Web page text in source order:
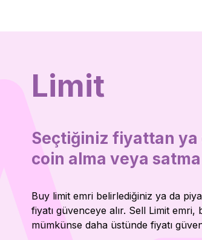
Limit
Seçtiğiniz fiyattan
coin alma veya
Buy limit emri belirlediğiniz ya da
fiyatı güvenceye alır. Sell Limit
mümkünse daha üstünde fiyatı